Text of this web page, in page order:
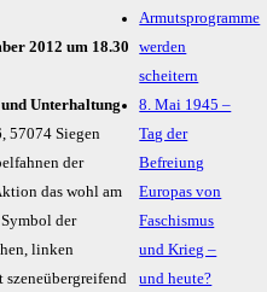
2012 um 18.30
Unterhaltung
57074 Siegen
der
das wohl am
der
linken
szeneübergreifend
Armutsprogramme
werden
scheitern
8. Mai 1945 –
Tag der
Befreiung
Europas von
Faschismus
und Krieg –
und heute?